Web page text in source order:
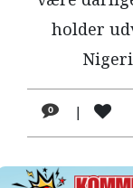
holder
0